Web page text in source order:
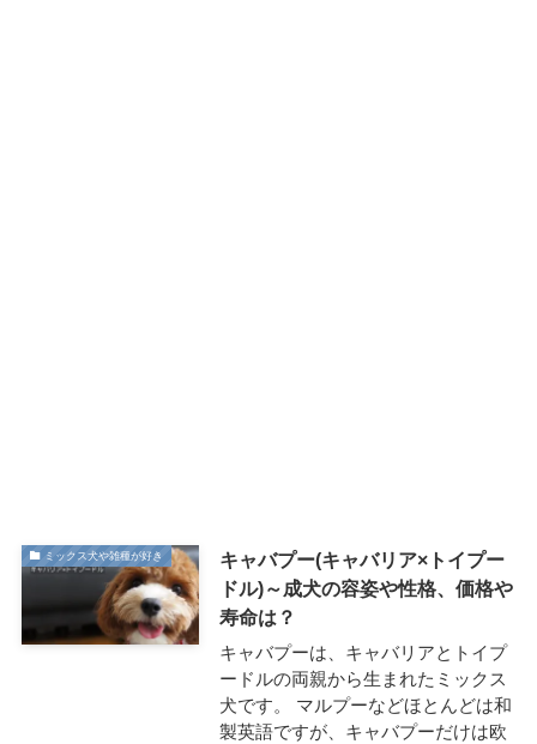
ミックス犬や雑種が好き
キャバプー(キャバリア×トイプー
ドル)～成犬の容姿や性格、価格や
寿命は？
キャバプーは、キャバリアとトイプ
ードルの両親から生まれたミックス
犬です。 マルプーなどほとんどは和
製英語ですが、キャバプーだけは欧